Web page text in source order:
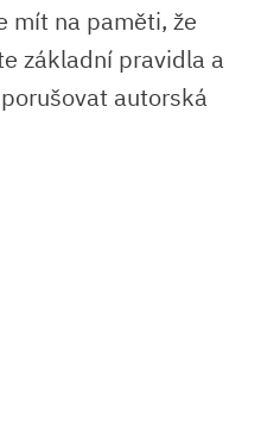
mít na paměti, že
základní pravidla a
autorská